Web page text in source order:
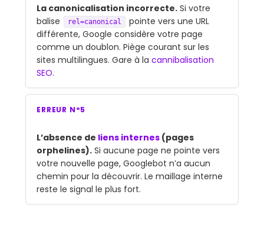
La canonicalisation incorrecte. Si votre
balise
rel=canonical
pointe vers une URL
différente, Google considère votre page
comme un doublon. Piège courant sur les
sites multilingues. Gare à lacannibalisation
SEO.
ERREUR N°5
L’absence de liens internes (pages
orphelines). Si aucune page ne pointe vers
votre nouvelle page, Googlebot n’a aucun
chemin pour la découvrir. Le maillage interne
reste le signal le plus fort.